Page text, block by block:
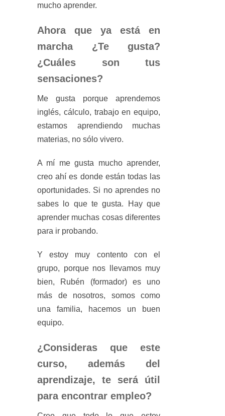
mucho aprender.
Ahora que ya está en
marcha ¿Te gusta?
¿Cuáles son tus
sensaciones?
Me gusta porque aprendemos
inglés, cálculo, trabajo en equipo,
estamos aprendiendo muchas
materias, no sólo vivero.
A mí me gusta mucho aprender,
creo ahí es donde están todas las
oportunidades. Si no aprendes no
sabes lo que te gusta. Hay que
aprender muchas cosas diferentes
para ir probando.
Y estoy muy contento con el
grupo, porque nos llevamos muy
bien, Rubén (formador) es uno
más de nosotros, somos como
una familia, hacemos un buen
equipo.
¿Consideras que este
curso, además del
aprendizaje, te será útil
para encontrar empleo?